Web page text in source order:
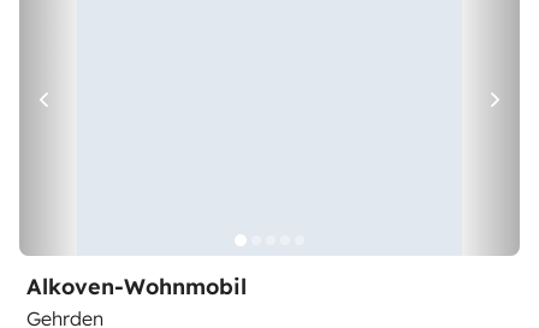
Alkoven-Wohnmobil
Gehrden